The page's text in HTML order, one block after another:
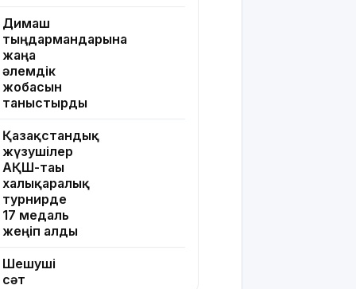
Димаш
тыңдармандарына
жаңа
әлемдік
жобасын
таныстырды
Қазақстандық
жүзушілер
АҚШ-тағы
халықаралық
турнирде
17 медаль
жеңіп алды
Шешуші
сәт